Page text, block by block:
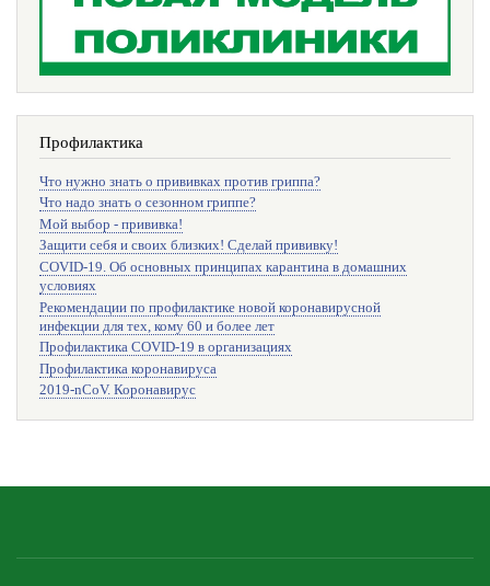
Профилактика
Что нужно знать о прививках против гриппа?
Что надо знать о сезонном гриппе?
Мой выбор - прививка!
Защити себя и своих близких! Сделай прививку!
COVID-19. Об основных принципах карантина в домашних
условиях
Рекомендации по профилактике новой коронавирусной
инфекции для тех, кому 60 и более лет
Профилактика COVID-19 в организациях
Профилактика коронавируса
2019-nCoV. Коронавирус